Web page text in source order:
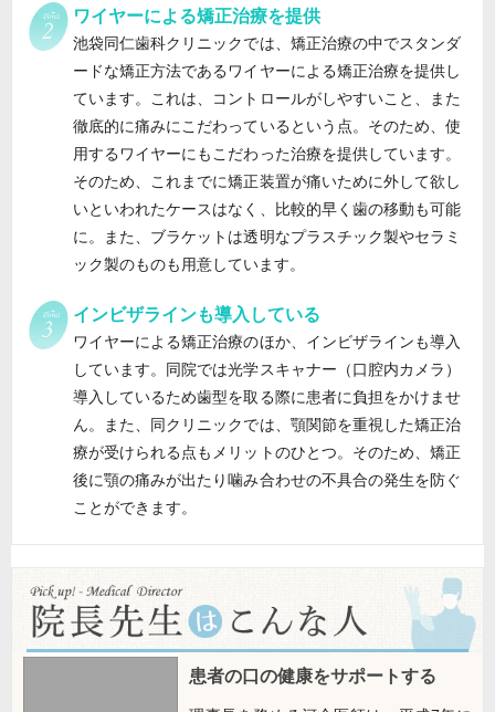
ワイヤーによる矯正治療を提供
池袋同仁歯科クリニックでは、矯正治療の中でスタンダ
ードな矯正方法であるワイヤーによる矯正治療を提供し
ています。これは、コントロールがしやすいこと、また
徹底的に痛みにこだわっているという点。そのため、使
用するワイヤーにもこだわった治療を提供しています。
そのため、これまでに矯正装置が痛いために外して欲し
いといわれたケースはなく、比較的早く歯の移動も可能
に。また、ブラケットは透明なプラスチック製やセラミ
ック製のものも用意しています。
インビザラインも導入している
ワイヤーによる矯正治療のほか、インビザラインも導入
しています。同院では光学スキャナー（口腔内カメラ）
導入しているため歯型を取る際に患者に負担をかけませ
ん。また、同クリニックでは、顎関節を重視した矯正治
療が受けられる点もメリットのひとつ。そのため、矯正
後に顎の痛みが出たり噛み合わせの不具合の発生を防ぐ
ことができます。
患者の口の健康をサポートする